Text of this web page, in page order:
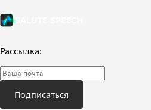
Рассылка:
Подписаться